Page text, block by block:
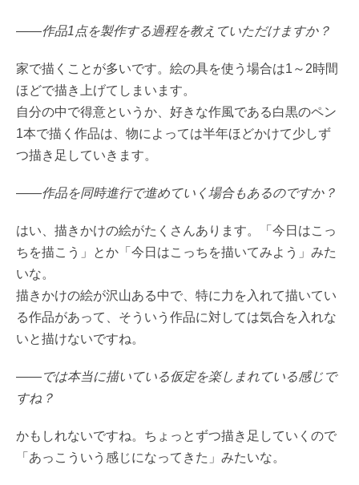
――作品1点を製作する過程を教えていただけますか？
家で描くことが多いです。絵の具を使う場合は1～2時間
ほどで描き上げてしまいます。
自分の中で得意というか、好きな作風である白黒のペン
1本で描く作品は、物によっては半年ほどかけて少しず
つ描き足していきます。
――作品を同時進行で進めていく場合もあるのですか？
はい、描きかけの絵がたくさんあります。「今日はこっ
ちを描こう」とか「今日はこっちを描いてみよう」みた
いな。
描きかけの絵が沢山ある中で、特に力を入れて描いてい
る作品があって、そういう作品に対しては気合を入れな
いと描けないですね。
――では本当に描いている仮定を楽しまれている感じで
すね？
かもしれないですね。ちょっとずつ描き足していくので
「あっこういう感じになってきた」みたいな。